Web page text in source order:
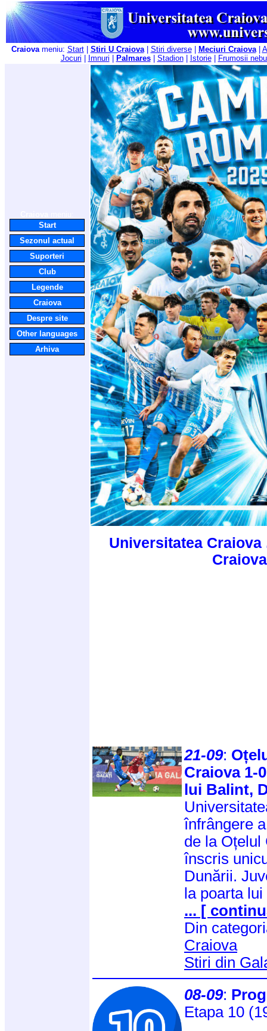
Craiovameniu: Start| Stiri U Craiova| Stiri diverse| Meciuri Craiova|
Jocuri
Imnuri Palmares| Stadion| Istorie| Frumosii
Start
Sezonul actual
Suporteri
Club
Legende
Craiova
Despre site
Other languages
Arhiva
Universitatea
21-09:
Craiova 1-
lui Balint,
înfrângere
de la Oțelul
înscris
Dunării.
la poarta
... [
Din
Craiova
Stiri din
08-09:
Etapa 10